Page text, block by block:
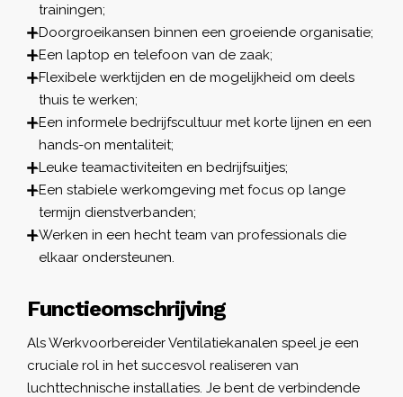
trainingen;
Doorgroeikansen binnen een groeiende organisatie;
Een laptop en telefoon van de zaak;
Flexibele werktijden en de mogelijkheid om deels
thuis te werken;
Een informele bedrijfscultuur met korte lijnen en een
hands-on mentaliteit;
Leuke teamactiviteiten en bedrijfsuitjes;
Een stabiele werkomgeving met focus op lange
termijn dienstverbanden;
Werken in een hecht team van professionals die
elkaar ondersteunen.
Functieomschrijving
Als Werkvoorbereider Ventilatiekanalen speel je een
cruciale rol in het succesvol realiseren van
luchttechnische installaties. Je bent de verbindende